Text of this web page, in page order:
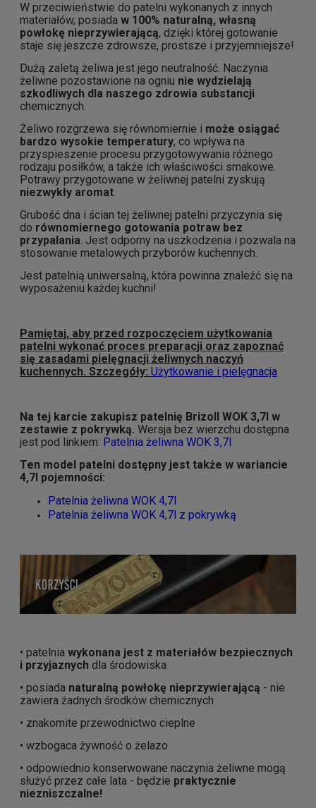
W przeciwieństwie do patelni wykonanych z innych
materiałów, posiada w 100% naturalną, własną
powłokę nieprzywierającą, dzięki której gotowanie
staje się jeszcze zdrowsze, prostsze i przyjemniejsze!
Dużą zaletą żeliwa jest jego neutralność. Naczynia
żeliwne pozostawione na ogniu nie wydzielają
szkodliwych dla naszego zdrowia substancji
chemicznych.
Żeliwo rozgrzewa się równomiernie i może osiągać
bardzo wysokie temperatury, co wpływa na
przyspieszenie procesu przygotowywania różnego
rodzaju posiłków, a także ich właściwości smakowe.
Potrawy przygotowane w żeliwnej patelni zyskują
niezwykły aromat.
Grubość dna i ścian tej żeliwnej patelni przyczynia się
do równomiernego gotowania potraw bez
przypalania. Jest odporny na uszkodzenia i pozwala na
stosowanie metalowych przyborów kuchennych.
Jest patelnią uniwersalną, która powinna znaleźć się na
wyposażeniu każdej kuchni!
Pamiętaj, aby przed rozpoczęciem użytkowania
patelni wykonać proces preparacji oraz zapoznać
się zasadami pielęgnacji żeliwnych naczyń
kuchennych. Szczegóły: Użytkowanie i pielęgnacja
Na tej karcie zakupisz patelnię Brizoll WOK 3,7l w
zestawie z pokrywką. Wersja bez wierzchu dostępna
jest pod linkiem: Patelnia żeliwna WOK 3,7l
Ten model patelni dostępny jest także w wariancie
4,7l pojemności:
Patelnia żeliwna WOK 4,7l
Patelnia żeliwna WOK 4,7l z pokrywką
• patelnia wykonana jest z materiałów bezpiecznych
i przyjaznych dla środowiska
• posiada naturalną powłokę nieprzywierającą - nie
zawiera żadnych środków chemicznych
• znakomite przewodnictwo cieplne
• wzbogaca żywność o żelazo
• odpowiednio konserwowane naczynia żeliwne mogą
służyć przez całe lata - będzie praktycznie
niezniszczalne!